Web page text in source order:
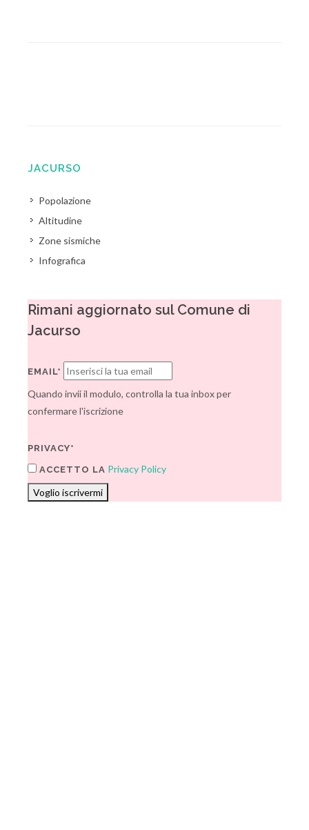
JACURSO
Popolazione
Altitudine
Zone sismiche
Infografica
Rimani aggiornato sul Comune di
Jacurso
EMAIL*
Quando invii il modulo, controlla la tua inbox per
confermare l'iscrizione
PRIVACY*
ACCETTO LA Privacy Policy
Voglio iscrivermi